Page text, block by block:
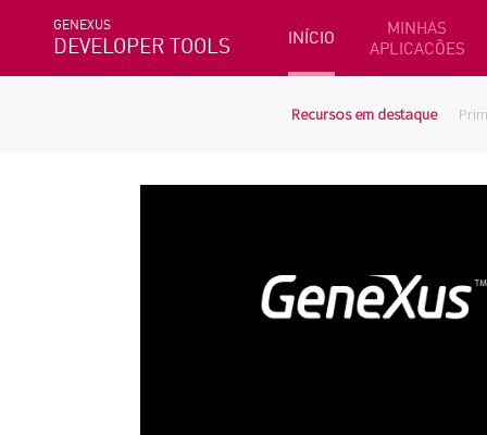
GENEXUS
DEVELOPER TOOLS INÍCIO
MINHAS
APLICACÕES
Recursos em destaque